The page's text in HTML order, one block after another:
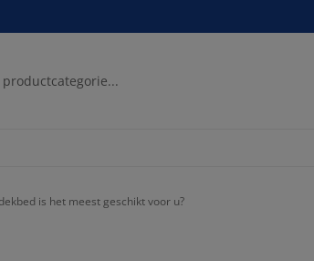
is het meest geschikt voor u?